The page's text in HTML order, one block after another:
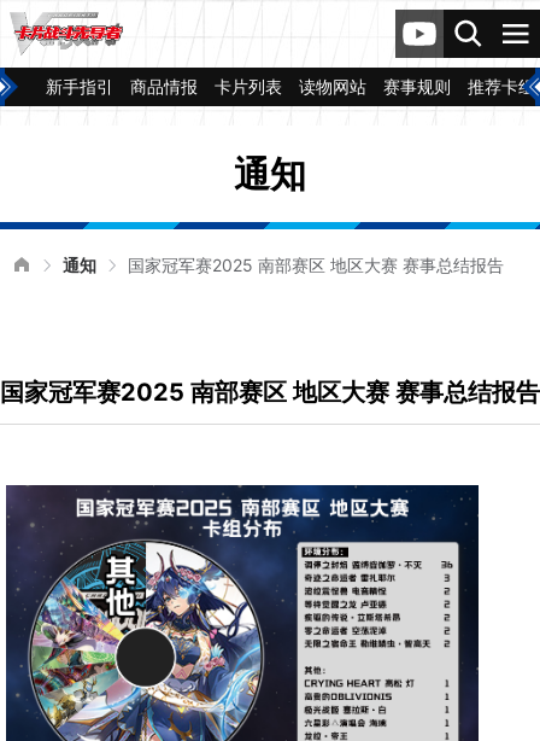
新手指引 商品情报 卡片列表 读物网站 赛事规则 推荐卡组
通知
通知 国家冠军赛2025 南部赛区 地区大赛 赛事总结报告
国家冠军赛2025 南部赛区 地区大赛 赛事总结报告